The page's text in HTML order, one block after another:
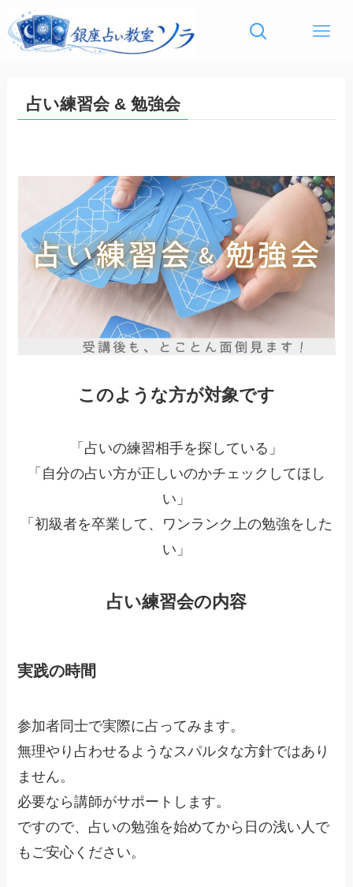
占い練習会 & 勉強会
このような方が対象です
「占いの練習相手を探している」
「自分の占い方が正しいのかチェックしてほし
い」
「初級者を卒業して、ワンランク上の勉強をした
い」
占い練習会の内容
実践の時間
参加者同士で実際に占ってみます。
無理やり占わせるようなスパルタな方針ではあり
ません。
必要なら講師がサポートします。
ですので、占いの勉強を始めてから日の浅い人で
もご安心ください。